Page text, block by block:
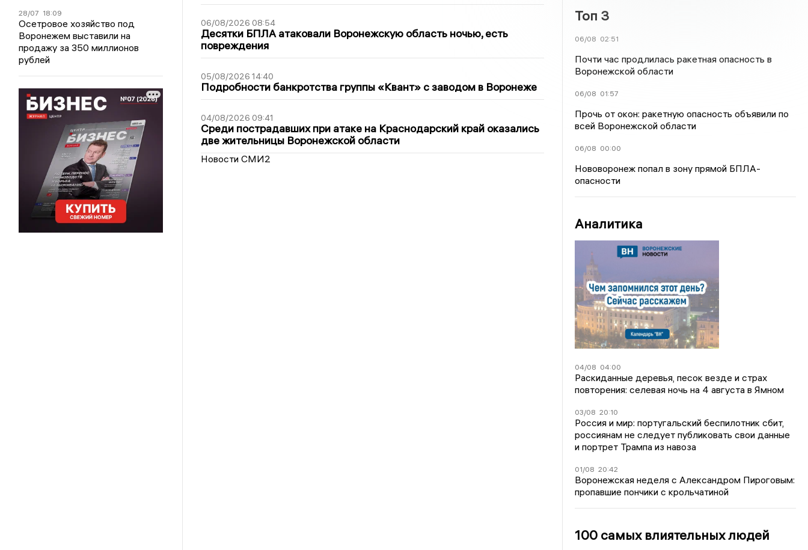
28/07 18:09
Осетровое хозяйство под
Воронежем выставили на
продажу за 350 миллионов
рублей
06/08/2026 08:54
Десятки БПЛА атаковали Воронежскую область ночью, есть
повреждения
05/08/2026 14:40
Подробности банкротства группы «Квант» с заводом в Воронеже
04/08/2026 09:41
Среди пострадавших при атаке на Краснодарский край оказались
две жительницы Воронежской области
Новости СМИ2
Топ 3
06/08 02:51
Почти час продлилась ракетная опасность в
Воронежской области
06/08 01:57
Прочь от окон: ракетную опасность объявили по
всей Воронежской области
06/08 00:00
Нововоронеж попал в зону прямой БПЛА-
опасности
Аналитика
04/08 04:00
Раскиданные деревья, песок везде и страх
повторения: селевая ночь на 4 августа в Ямном
03/08 20:10
Россия и мир: португальский беспилотник сбит,
россиянам не следует публиковать свои данные
и портрет Трампа из навоза
01/08 20:42
Воронежская неделя с Александром Пироговым:
пропавшие пончики с крольчатиной
100 самых влиятельных людей